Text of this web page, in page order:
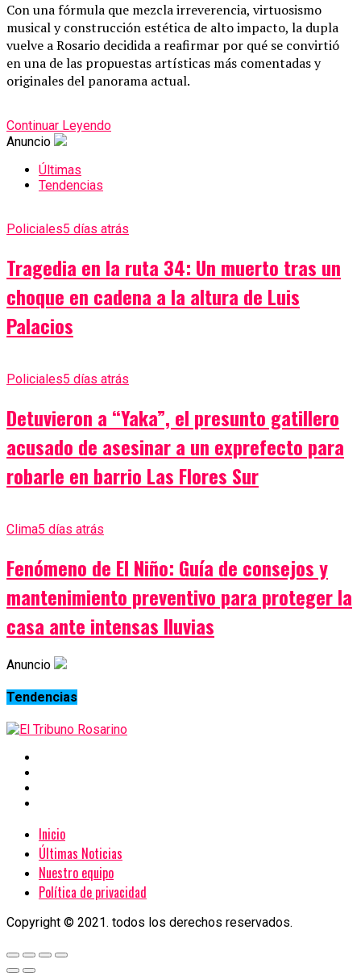
Con una fórmula que mezcla irreverencia, virtuosismo
musical y construcción estética de alto impacto, la dupla
vuelve a Rosario decidida a reafirmar por qué se convirtió
en una de las propuestas artísticas más comentadas y
originales del panorama actual.
Continuar Leyendo
Anuncio
Últimas
Tendencias
Policiales5 días atrás
Tragedia en la ruta 34: Un muerto tras un
choque en cadena a la altura de Luis
Palacios
Policiales5 días atrás
Detuvieron a “Yaka”, el presunto gatillero
acusado de asesinar a un exprefecto para
robarle en barrio Las Flores Sur
Clima5 días atrás
Fenómeno de El Niño: Guía de consejos y
mantenimiento preventivo para proteger la
casa ante intensas lluvias
Anuncio
Tendencias
Inicio
Últimas Noticias
Nuestro equipo
Política de privacidad
Copyright © 2021. todos los derechos reservados.